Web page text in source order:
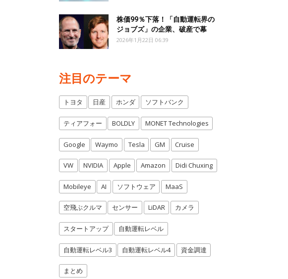
株価99％下落！「自動運転界の
ジョブズ」の企業、破産で幕
2026年1月22日 06:39
注目のテーマ
トヨタ 日産 ホンダ ソフトバンク
ティアフォー BOLDLY MONET Technologies
Google Waymo Tesla GM Cruise
VW NVIDIA Apple Amazon Didi Chuxing
Mobileye AI ソフトウェア MaaS
空飛ぶクルマ センサー LiDAR カメラ
スタートアップ 自動運転レベル
自動運転レベル3 自動運転レベル4 資金調達
まとめ